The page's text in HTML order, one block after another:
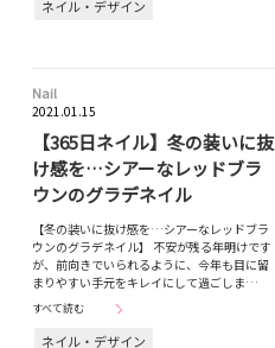
ネイル・デザイン
Nail
2021.01.15
【365日ネイル】冬の装いに抜
け感を…シアーなレッドブラ
ウンのグラデネイル
【冬の装いに抜け感を…シアーなレッドブラ
ウンのグラデネイル】 不安が残る年明けです
が、前向きでいられるように、今年も目に留
まりやすい手元をキレイにして過ごしま…
すべて読む
ネイル・デザイン